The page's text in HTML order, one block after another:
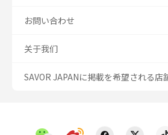
お問い合わせ
关于我们
SAVOR JAPANに掲載を希望される店